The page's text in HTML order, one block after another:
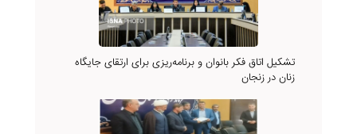
تشکیل اتاق فکر بانوان و برنامه‌ریزی برای ارتقای جایگاه
زنان در زنجان